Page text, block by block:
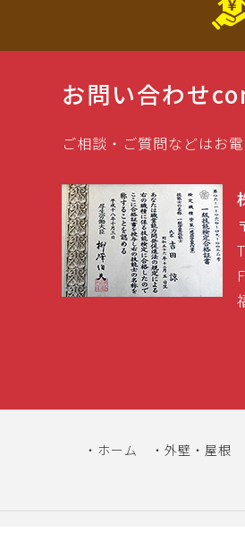
お問い合わせ
ご相談・ご質問などはお
ホーム 外壁・屋根